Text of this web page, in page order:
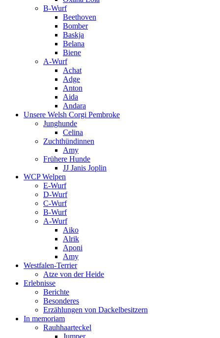
B-Wurf
Beethoven
Bomber
Baskja
Belana
Biene
A-Wurf
Achat
Adge
Anton
Aida
Andara
Unsere Welsh Corgi Pembroke
Junghunde
Celina
Zuchthündinnen
Amy
Frühere Hunde
JJ Janis Joplin
WCP Welpen
E-Wurf
D-Wurf
C-Wurf
B-Wurf
A-Wurf
Aiko
Alrik
Aponi
Amy
Westfalen-Terrier
Atze von der Heide
Erlebnisse
Berichte
Besonderes
Erzählungen von Dackelbesitzern
In memoriam
Rauhhaarteckel
Jumper